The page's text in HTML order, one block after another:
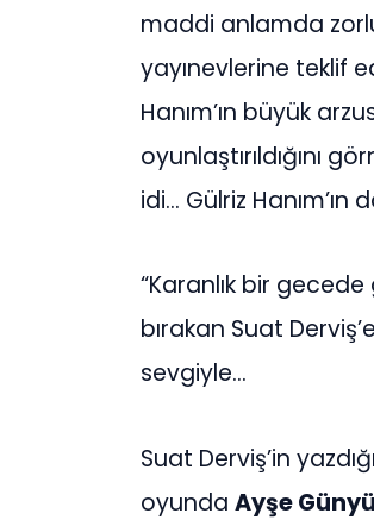
maddi anlamda
yayınevlerine teklif
Hanım’ın büyük
oyunlaştırıldığını
idi… Gülriz
“Karanlık bir
bırakan Suat
sevgiyle…
Suat Derviş’in
oyunda Ayşe